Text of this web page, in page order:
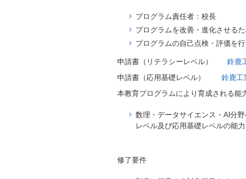
プログラム責任者：校長
プログラムを改善・進化させる
プログラムの自己点検・評価を
申請書（リテラシーレベル） 鈴鹿
申請書（応用基礎レベル） 鈴鹿工
本教育プログラムにより育成される能
数理・データサイエンス・AI分
レベル及び応用基礎レベルの能力
修了要件